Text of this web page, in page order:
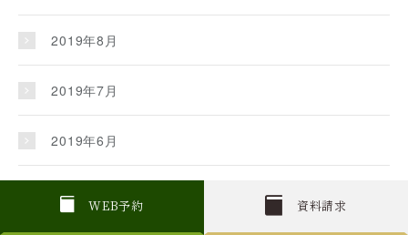
W EB予約 資料請求
2019年8月
2019年7月
2019年6月